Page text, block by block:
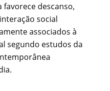
favorece descanso,
social
associados à
segundo estudos da